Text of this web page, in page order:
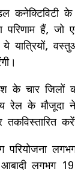
कनेक्टिविटी
परिणाम हैं, जो
यात्रियों,
के चार जिलों
रेल के मौजूदा
तकविस्तारित
परियोजना
लगभग 19